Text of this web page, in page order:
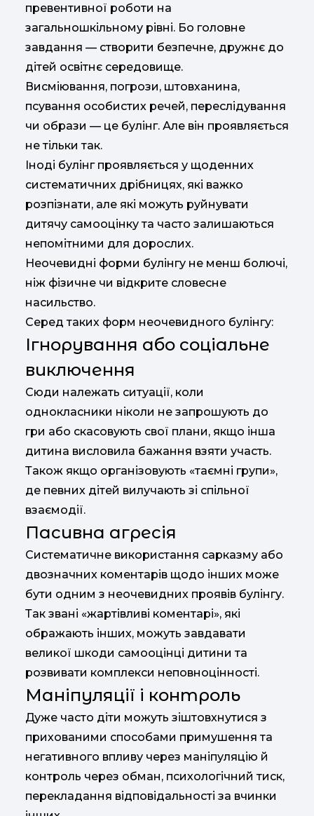
превентивної роботи на
загальношкільному рівні. Бо головне
завдання — створити безпечне, дружнє до
дітей освітнє середовище.
Висміювання, погрози, штовханина,
псування особистих речей, переслідування
чи образи — це булінг. Але він проявляється
не тільки так.
Іноді булінг проявляється у щоденних
систематичних дрібницях, які важко
розпізнати, але які можуть руйнувати
дитячу самооцінку та часто залишаються
непомітними для дорослих.
Неочевидні форми булінгу не менш болючі,
ніж фізичне чи відкрите словесне
насильство.
Серед таких форм неочевидного булінгу:
Ігнорування або соціальне
виключення
Сюди належать ситуації, коли
однокласники ніколи не запрошують до
гри або скасовують свої плани, якщо інша
дитина висловила бажання взяти участь.
Також якщо організовують «таємні групи»,
де певних дітей вилучають зі спільної
взаємодії.
Пасивна агресія
Систематичне використання сарказму або
двозначних коментарів щодо інших може
бути одним з неочевидних проявів булінгу.
Так звані «жартівливі коментарі», які
ображають інших, можуть завдавати
великої шкоди самооцінці дитини та
розвивати комплекси неповноцінності.
Маніпуляції і контроль
Дуже часто діти можуть зіштовхнутися з
прихованими способами примушення та
негативного впливу через маніпуляцію й
контроль через обман, психологічний тиск,
перекладання відповідальності за вчинки